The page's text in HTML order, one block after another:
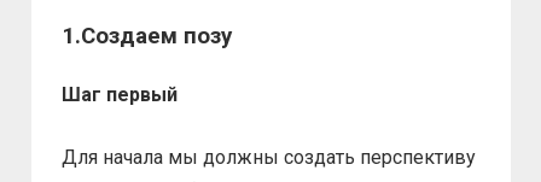
1.Создаем позу
Шаг первый
Для начала мы должны создать перспективу